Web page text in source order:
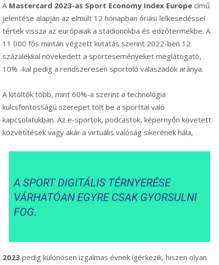
A Mastercard 2023-as Sport Economy Index Europe című
jelentése alapján az elmúlt 12 hónapban óriási lelkesedéssel
tértek vissza az európaiak a stadionokba és edzőtermekbe. A
11 000 fős mintán végzett kutatás szerint 2022-ben 12
százalékkal növekedett a sporteseményeket meglátogató,
10% -kal pedig a rendszeresen sportoló válaszadók aránya.
A kitöltők több, mint 60%-a szerint a technológia
kulcsfontosságú szerepet tölt be a sporttal való
kapcsolatukban. Az e-sportok, podcastok, képernyőn követett
közvetítések vagy akár a virtuális valóság sikerének hála,
A SPORT DIGITÁLIS TÉRNYERÉSE
VÁRHATÓAN EGYRE CSAK GYORSULNI
FOG.
2023 pedig különösen izgalmas évnek ígérkezik, hiszen olyan